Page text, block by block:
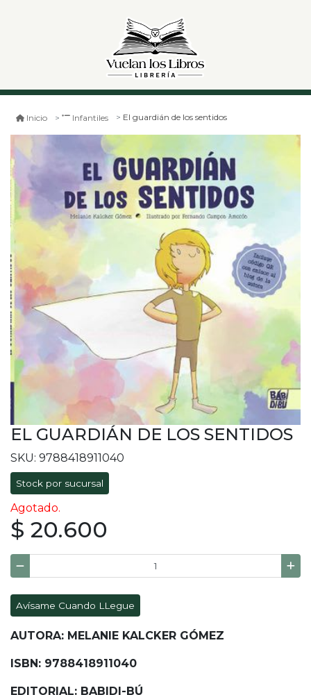
Inicio Infantiles El guardián de los sentidos
EL GUARDIÁN DE LOS SENTIDOS
SKU: 9788418911040
Stock por sucursal
Agotado.
$ 20.600
Avísame Cuando LLegue
AUTORA: MELANIE KALCKER GÓMEZ
ISBN: 9788418911040
EDITORIAL: BABIDI-BÚ